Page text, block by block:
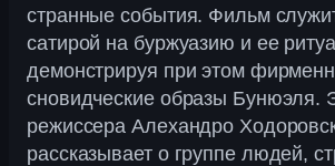
странные события. Фильм
сатирой на буржуазию и ее
демонстрируя при этом
сновидческие образы Бунюэля.
режиссера Алехандро
рассказывает о группе людей,